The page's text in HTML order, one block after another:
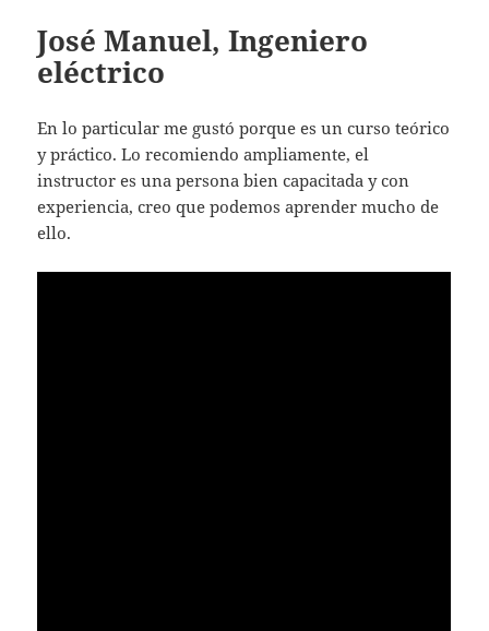
José Manuel, Ingeniero
eléctrico
En lo particular me gustó porque es un curso teórico
y práctico. Lo recomiendo ampliamente, el
instructor es una persona bien capacitada y con
experiencia, creo que podemos aprender mucho de
ello.